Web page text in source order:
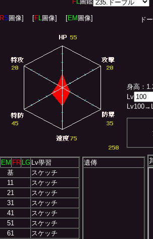
RS 圖像] [FL圖像] [EM 圖像] ドー
身高：
Lv
Lv100
EM FR LG Lv學習
基
スケッチ
11
スケッチ
21
スケッチ
31
スケッチ
41
スケッチ
51
スケッチ
61
スケッチ
遺傳